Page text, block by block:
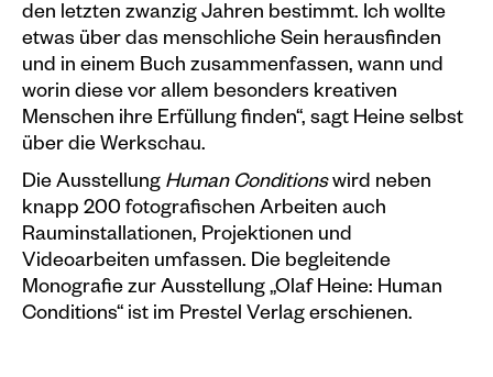
den letzten zwanzig Jahren bestimmt. Ich wollte
etwas über das menschliche Sein herausfinden
und in einem Buch zusammenfassen, wann und
worin diese vor allem besonders kreativen
Menschen ihre Erfüllung finden“, sagt Heine selbst
über die Werkschau.
Die Ausstellung Human Conditionswird neben
knapp 200 fotografischen Arbeiten auch
Rauminstallationen, Projektionen und
Videoarbeiten umfassen. Die begleitende
Monografie zur Ausstellung „Olaf Heine: Human
Conditions“ ist im Prestel Verlag erschienen.